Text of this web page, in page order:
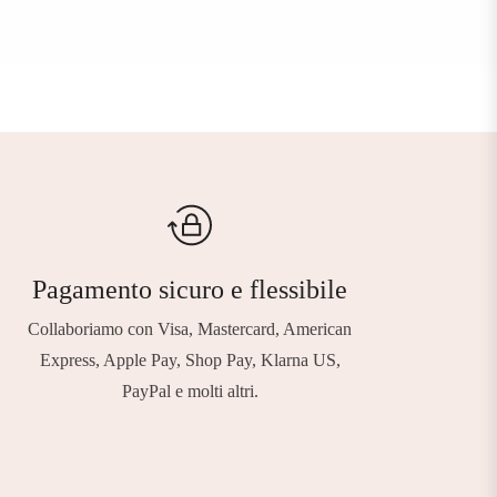
Pagamento sicuro e flessibile
Collaboriamo con Visa, Mastercard, American
Express, Apple Pay, Shop Pay, Klarna US,
PayPal e molti altri.